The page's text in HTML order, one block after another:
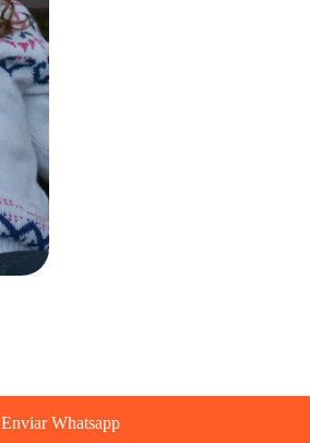
Enviar Whatsapp